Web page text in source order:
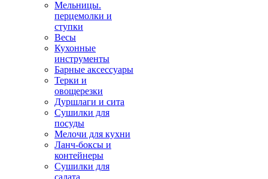
Мельницы.
перцемолки и
ступки
Весы
Кухонные
инструменты
Барные аксессуары
Терки и
овощерезки
Дуршлаги и сита
Сушилки для
посуды
Мелочи для кухни
Ланч-боксы и
контейнеры
Сушилки для
салата